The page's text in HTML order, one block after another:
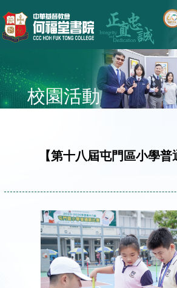
校園活動
【第十八屆屯門區小學普